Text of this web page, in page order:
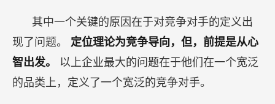
其中一个关键的原因在于对竞争对手的定义出
现了问题。 定位理论为竞争导向，但，前提是从心
智出发。 以上企业最大的问题在于他们在一个宽泛
的品类上，定义了一个宽泛的竞争对手。